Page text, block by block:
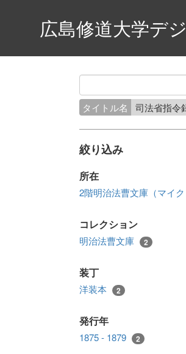
広島修道大学デ
タイトル名 司法省指令
絞り込み
所在
2階明治法曹文庫（マイク
コレクション
明治法曹文庫 2
装丁
洋装本 2
発行年
1875 - 1879 2